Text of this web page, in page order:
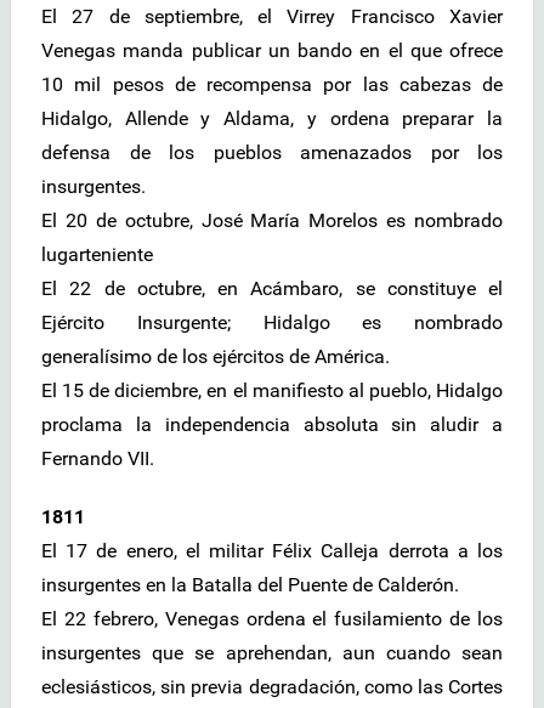
El 27 de septiembre, el Virrey Francisco Xavier
Venegas manda publicar un bando en el que ofrece
10 mil pesos de recompensa por las cabezas de
Hidalgo, Allende y Aldama, y ordena preparar la
defensa de los pueblos amenazados por los
insurgentes.
El 20 de octubre, José María Morelos es nombrado
lugarteniente
El 22 de octubre, en Acámbaro, se constituye el
Ejército Insurgente; Hidalgo es nombrado
generalísimo de los ejércitos de América.
El 15 de diciembre, en el manifiesto al pueblo, Hidalgo
proclama la independencia absoluta sin aludir a
Fernando VII.
1811
El 17 de enero, el militar Félix Calleja derrota a los
insurgentes en la Batalla del Puente de Calderón.
El 22 febrero, Venegas ordena el fusilamiento de los
insurgentes que se aprehendan, aun cuando sean
eclesiásticos, sin previa degradación, como las Cortes